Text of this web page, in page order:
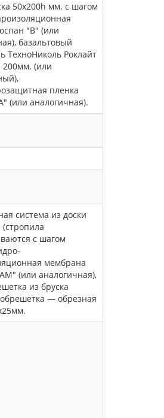
50х200h мм. с шагом
"В" (или
базальтовый
ТехноНиколь Роклайт
(или
пленка
(или аналогичная).
система из доски
с шагом
мембрана
(или аналогичная),
из бруска
— обрезная